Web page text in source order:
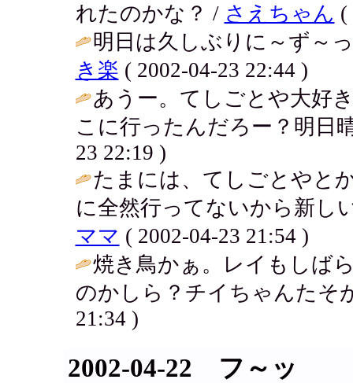
れたのかな？ / さえちゃん (
明日は久しぶりに～ず～
き楽 ( 2002-04-23 22:44 )
あうー。てしごとや大好
こに行ったんだろー？明日
23 22:19 )
たまには、てしごとやと
に全然行ってないから新し
ママ ( 2002-04-23 21:54 )
焼き鳥かぁ。レイもしば
のかしら？チイちゃんたそ
21:34 )
2002-04-22 フ～ッ